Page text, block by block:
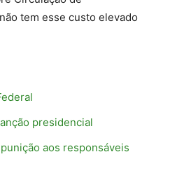
tem esse custo elevado
presidencial
aos responsáveis